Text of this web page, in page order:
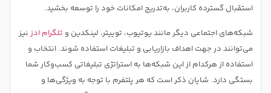
استقبال گسترده کاربران، به‌تدریج امکانات خود را توسعه بخشید.
شبکه‌های اجتماعی دیگر مانند یوتیوب، توییتر، لینکدین و تلگرام ادز نیز
می‌توانند در جهت اهداف بازاریابی و تبلیغات استفاده شوند. انتخاب و
استفاده از هرکدام از این شبکه‌ها به استراتژی تبلیغاتی کسب‌وکار شما
بستگی دارد. شایان ذکر است که هر پلتفرم با توجه به ویژگی‌ها و